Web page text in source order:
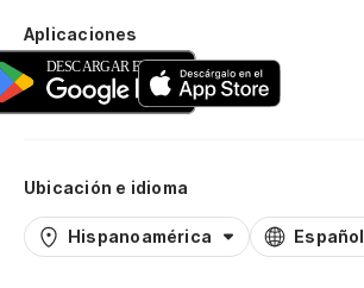
Aplicaciones
Ubicación e idioma
Hispanoamérica Español